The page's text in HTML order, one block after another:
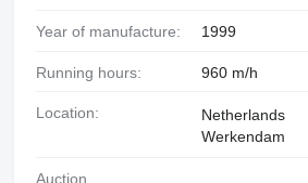
Year of manufacture: 1999
Running hours: 960 m/h
Location:
Netherlands
Werkendam
Auction